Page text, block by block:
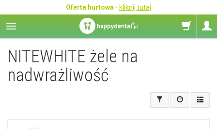
Oferta hurtowa - kliknij tutaj
NITEWHITE żele na
nadwrażliwość